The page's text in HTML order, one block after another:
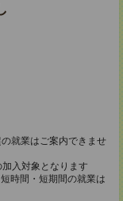
就業はご案内できませ
入対象となります
時間・短期間の就業は